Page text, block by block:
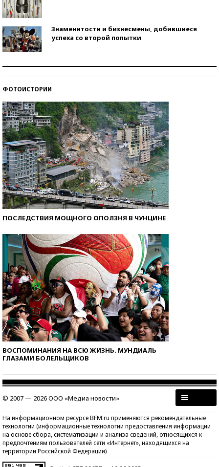
Знаменитости и бизнесмены, добившиеся
успеха со второй попытки
ФОТОИСТОРИИ
ПОСЛЕДСТВИЯ МОЩНОГО ОПОЛЗНЯ В ЧУНЦИНЕ
ВОСПОМИНАНИЯ НА ВСЮ ЖИЗНЬ. МУНДИАЛЬ
ГЛАЗАМИ БОЛЕЛЬЩИКОВ
© 2007 — 2026 ООО «Медиа новости»
На информационном ресурсе BFM.ru применяются рекомендательные
технологии (информационные технологии предоставления информации
на основе сбора, систематизации и анализа сведений, относящихся к
предпочтениям пользователей сети «Интернет», находящихся на
территории Российской Федерации)